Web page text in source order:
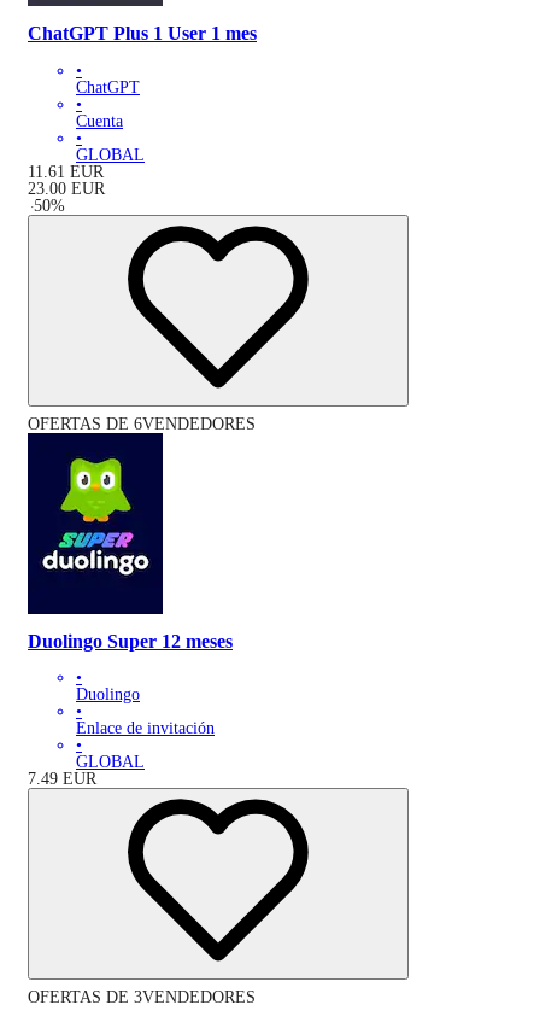
ChatGPT Plus 1 User 1 mes
•
ChatGPT
•
Cuenta
•
GLOBAL
11.61 EUR
23.00 EUR
-50%
OFERTAS DE 6VENDEDORES
Duolingo Super 12 meses
•
Duolingo
•
Enlace de invitación
•
GLOBAL
7.49 EUR
OFERTAS DE 3VENDEDORES